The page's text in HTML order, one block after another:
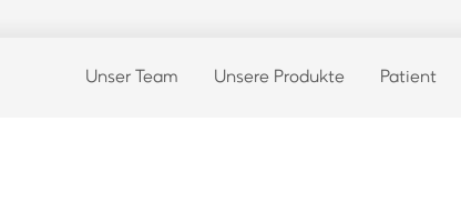
Unser Team Unsere Produkte Patient